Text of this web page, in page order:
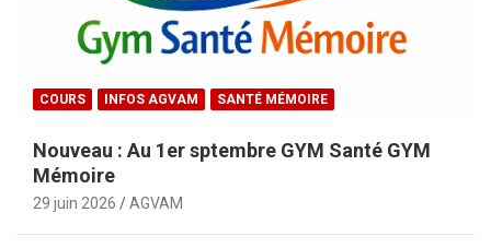
COURS INFOS AGVAM SANTÉ MÉMOIRE
Nouveau : Au 1er sptembre GYM Santé GYM
Mémoire
29 juin 2026 AGVAM